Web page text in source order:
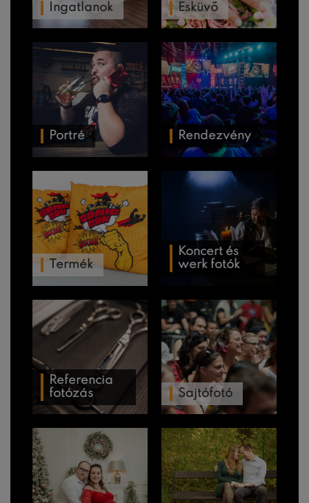
Ingatlanok Esküvő
Portré Rendezvény
Termék
Koncert és
werk fotók
Referencia
fotózás
Sajtófotó